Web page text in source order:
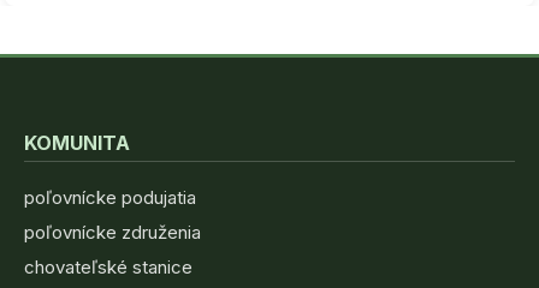
KOMUNITA
poľovnícke podujatia
poľovnícke združenia
chovateľské stanice